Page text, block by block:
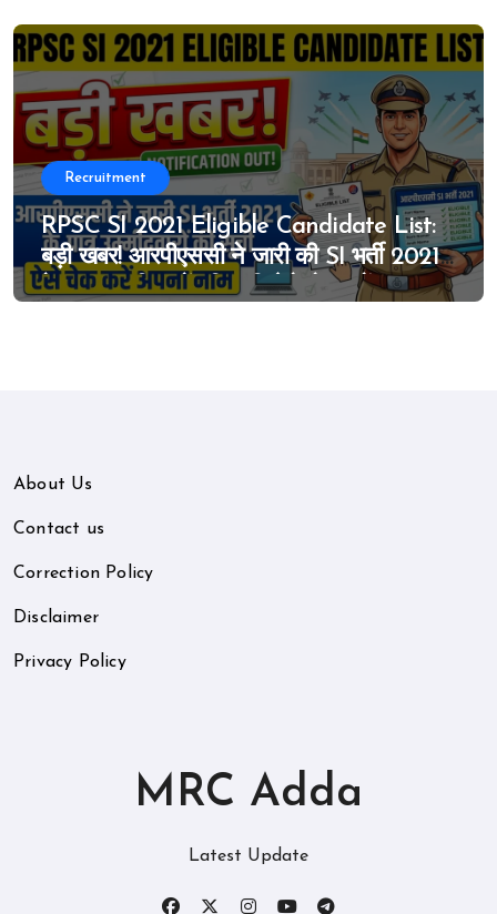
Recruitment
RPSC SI 2021 Eligible Candidate List:
बड़ी खबर! आरपीएससी ने जारी की SI भर्ती 2021
के पात्र उम्मीदवारों की सूची, ऐसे चेक करें अपना
About Us
Contact us
Correction Policy
Disclaimer
Privacy Policy
MRC Adda
Latest Update